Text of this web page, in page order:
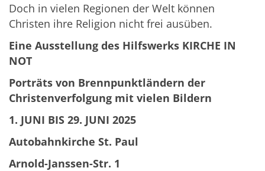
Doch in vielen Regionen der Welt können
Christen ihre Religion nicht frei ausüben.
Eine Ausstellung des Hilfswerks KIRCHE IN
NOT
Porträts von Brennpunktländern der
Christenverfolgung mit vielen Bildern
1. JUNI BIS 29. JUNI 2025
Autobahnkirche St. Paul
Arnold-Janssen-Str. 1